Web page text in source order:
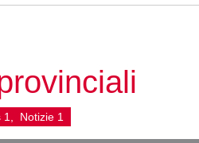
1 Notizie 1